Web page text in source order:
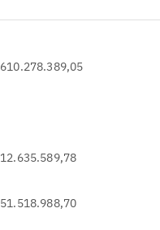
610.278.389,05
12.635.589,78
51.518.988,70